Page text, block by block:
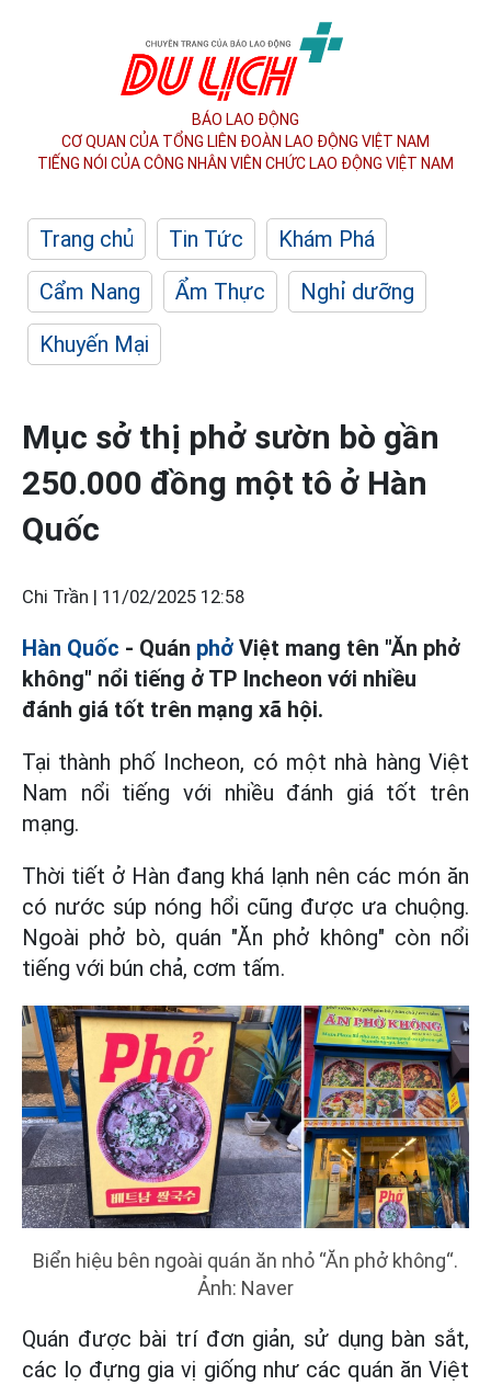
BÁO LAO ĐỘNG
CƠ QUAN CỦA TỔNG LIÊN ĐOÀN LAO ĐỘNG VIỆT NAM
TIẾNG NÓI CỦA CÔNG NHÂN VIÊN CHỨC LAO ĐỘNG VIỆT NAM
Trang chủ Tin Tức
Khám Phá
Cẩm Nang
Ẩm Thực
Nghỉ dưỡng
Khuyến Mại
Mục sở thị phở sườn bò gần
250.000 đồng một tô ở Hàn
Quốc
Chi Trần | 11/02/2025 12:58
Hàn Quốc - Quán phở Việt mang tên "Ăn phở
không" nổi tiếng ở TP Incheon với nhiều
đánh giá tốt trên mạng xã hội.
Tại thành phố Incheon, có một nhà hàng Việt
Nam nổi tiếng với nhiều đánh giá tốt trên
mạng.
Thời tiết ở Hàn đang khá lạnh nên các món ăn
có nước súp nóng hổi cũng được ưa chuộng.
Ngoài phở bò, quán "Ăn phở không" còn nổi
tiếng với bún chả, cơm tấm.
Biển hiệu bên ngoài quán ăn nhỏ “Ăn phở không“.
Ảnh: Naver
Quán được bài trí đơn giản, sử dụng bàn sắt,
các lọ đựng gia vị giống như các quán ăn Việt